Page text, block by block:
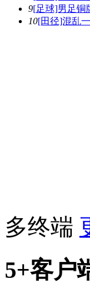
9[足球]男足铜
10[田径]混乱
多终端
5+客户